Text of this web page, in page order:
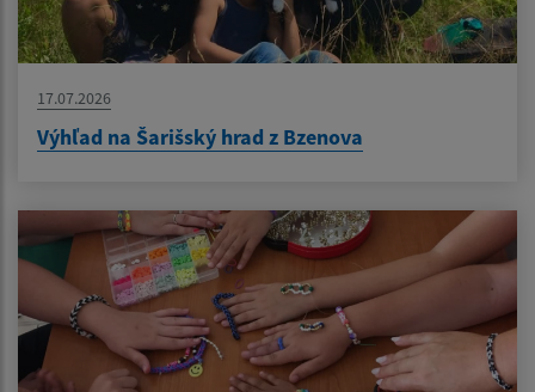
17.07.2026
Výhľad na Šarišský hrad z Bzenova